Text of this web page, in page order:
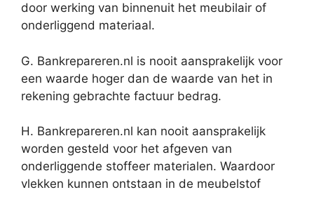
door werking van binnenuit het meubilair of
onderliggend materiaal.
G. Bankrepareren.nl is nooit aansprakelijk voor
een waarde hoger dan de waarde van het in
rekening gebrachte factuur bedrag.
H. Bankrepareren.nl kan nooit aansprakelijk
worden gesteld voor het afgeven van
onderliggende stoffeer materialen. Waardoor
vlekken kunnen ontstaan in de meubelstof